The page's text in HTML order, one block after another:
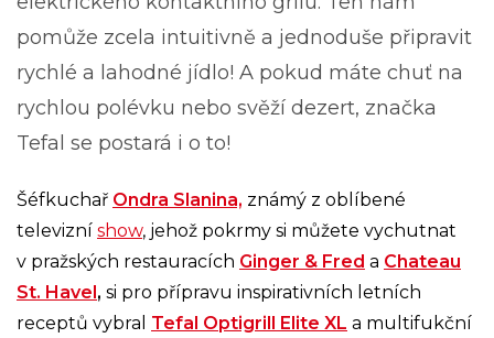
pomůže zcela intuitivně a jednoduše připravit
rychlé a lahodné jídlo! A pokud máte chuť na
rychlou polévku nebo svěží dezert, značka
Tefal se postará i o to!
Šéfkuchař Ondra Slanina, známý z oblíbené
televizní show, jehož pokrmy si můžete vychutnat
v pražských restauracích Ginger & Fred a Chateau
St. Havel, si pro přípravu inspirativních letních
receptů vybral Tefal Optigrill Elite XL a multifukční